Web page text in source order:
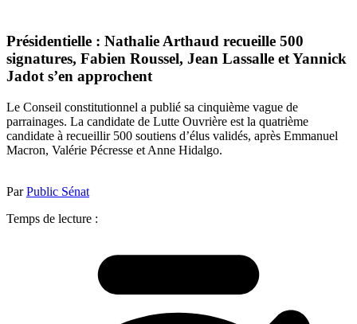
Présidentielle : Nathalie Arthaud recueille 500
signatures, Fabien Roussel, Jean Lassalle et Yannick
Jadot s’en approchent
Le Conseil constitutionnel a publié sa cinquième vague de
parrainages. La candidate de Lutte Ouvrière est la quatrième
candidate à recueillir 500 soutiens d’élus validés, après Emmanuel
Macron, Valérie Pécresse et Anne Hidalgo.
ParPublic Sénat
Temps de lecture :